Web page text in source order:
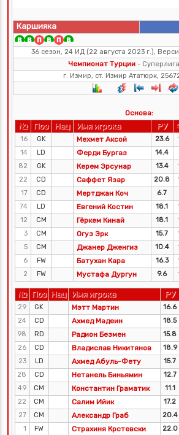
Каршияка
36 сезон, 24 ИД (22 августа 2023 г.),
Чемпионат Турции -
г. Измир, ст. Измир Ататюрк,
Основа:
№ Поз Нац Имя игрока РУ
16 GK Мехмет Аксой 23.6
14
LD Ферди Бургаз 14.4
82
GK Керем Эрсунар 13.4
22
CD Саффет Язар 20.8
17
CD Мертджан Коч 6.7
74
LD Евгений Костин 18.1
12
CM Гёркем Кинай 18.1
3
CM Огуз Эрк 15.7
5
CM Джанер Дженгиз 10.4
6
FW Батухан Кара 16.3
2
FW Мустафа Дургун 9.6
№ Поз Нац Имя игрока РУ
29 GK Мэтт Мартин 16.6
24
CD Ахмед Мадеин 18.5
98
RD Радион Безмен 15.8
26
CD Владислав Никитянов 18.9
23
LD Ахмед Абуль-Фету 15.7
28
CD Нетанель Биньямин 12.7
49
CM Константин Граматик 11.1
22
CM Салим Ийик 17.2
27
CM Александр Граб 20.4
1
FW Страхиня Крстевски 22.0